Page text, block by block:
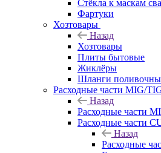
Стёкла к маскам
Фартуки
Хозтовары
Назад
Хозтовары
Плиты бытовые
Жиклёры
Шланги
Расходные части MIG/
Назад
Расходные части
Расходные части
Назад
Расходные